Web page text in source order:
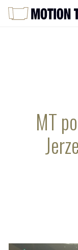
MT